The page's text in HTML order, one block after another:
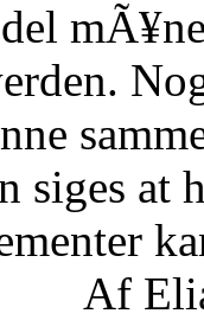
siges at
Af